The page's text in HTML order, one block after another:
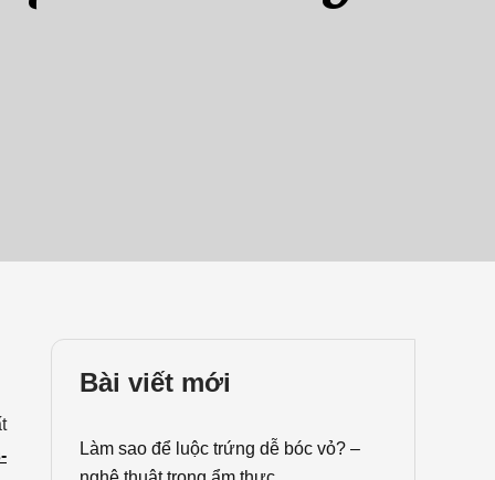
Bài viết mới
Làm sao để luộc trứng dễ bóc vỏ? –